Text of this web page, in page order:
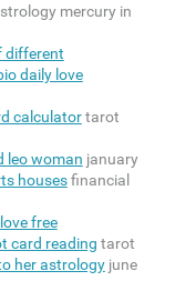
mercury in
different
daily love
calculatortarot
leo woman january
housesfinancial
free
card reading tarot
her astrologyjune